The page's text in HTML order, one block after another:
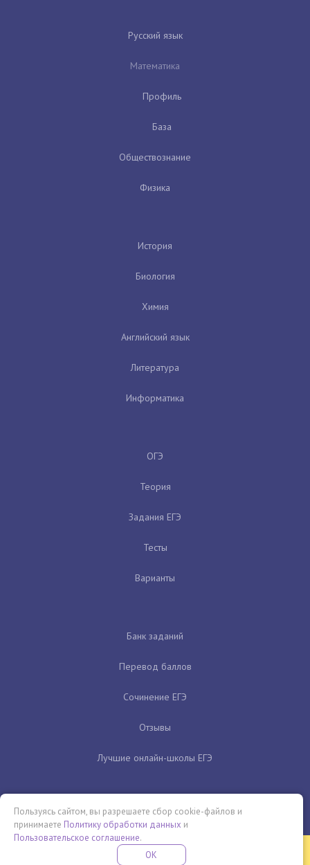
Русский язык
Математика
Профиль
База
Обществознание
Физика
История
Биология
Химия
Английский язык
Литература
Информатика
ОГЭ
Теория
Задания ЕГЭ
Тесты
Варианты
Банк заданий
Перевод баллов
Сочинение ЕГЭ
Отзывы
Лучшие онлайн-школы ЕГЭ
Бесплатная летняя школа
Пользуясь сайтом, вы разрешаете сбор cookie-файлов и
принимаете Политику обработки данных и
Пользовательское соглашение.
OK